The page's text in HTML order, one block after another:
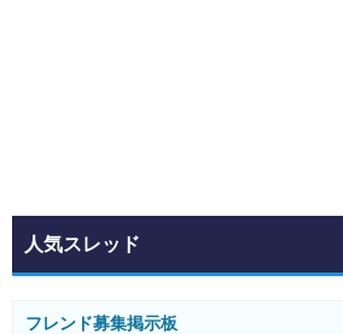
人気スレッド
フレンド募集掲示板